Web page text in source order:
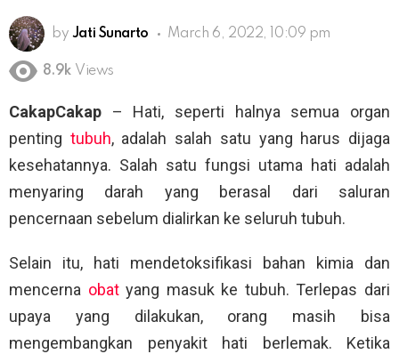
by Jati Sunarto March 6, 2022, 10:09 pm
8.9k Views
CakapCakap – Hati, seperti halnya semua organ
penting tubuh, adalah salah satu yang harus dijaga
kesehatannya. Salah satu fungsi utama hati adalah
menyaring darah yang berasal dari saluran
pencernaan sebelum dialirkan ke seluruh tubuh.
Selain itu, hati mendetoksifikasi bahan kimia dan
mencerna obatyang masuk ke tubuh. Terlepas dari
upaya yang dilakukan, orang masih bisa
mengembangkan penyakit hati berlemak. Ketika